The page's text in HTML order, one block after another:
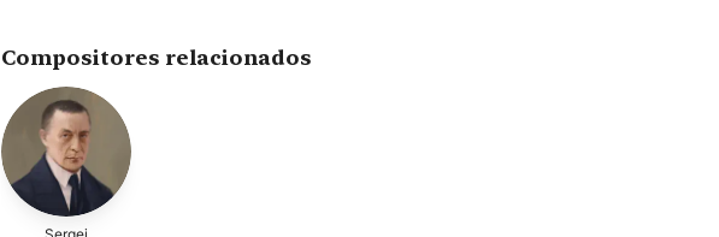
Compositores relacionados